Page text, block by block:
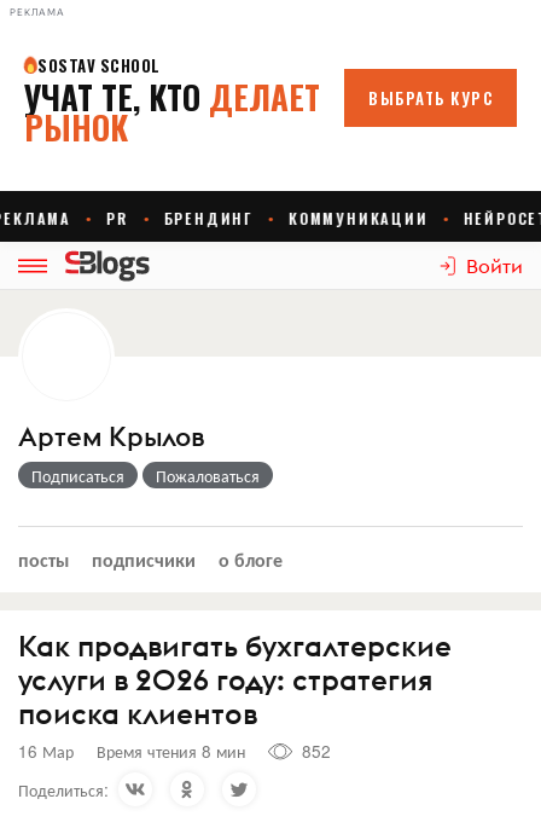
РЕКЛАМА
Войти
Артем Крылов
Подписаться Пожаловаться
посты подписчики о блоге
Как продвигать бухгалтерские
услуги в 2026 году: стратегия
поиска клиентов
16 Мар Время чтения 8 мин
852
Поделиться: